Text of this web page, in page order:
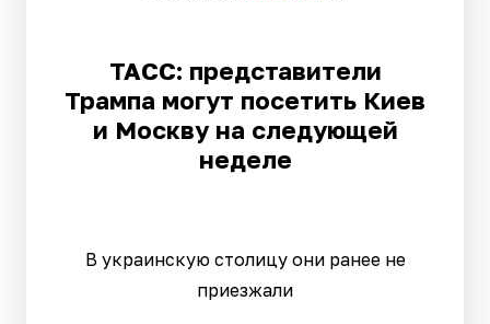
ТАСС: представители
Трампа могут посетить Киев
и Москву на следующей
неделе
В украинскую столицу они ранее не
приезжали